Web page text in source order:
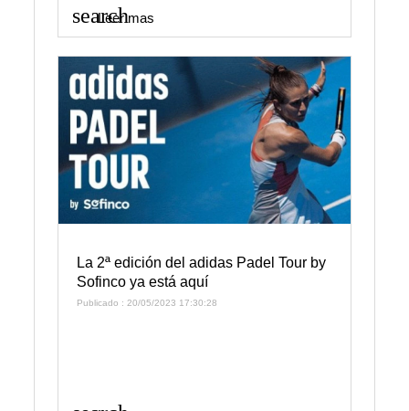
search
Leer mas
La 2ª edición del adidas Padel Tour by
Sofinco ya está aquí
Publicado : 20/05/2023 17:30:28